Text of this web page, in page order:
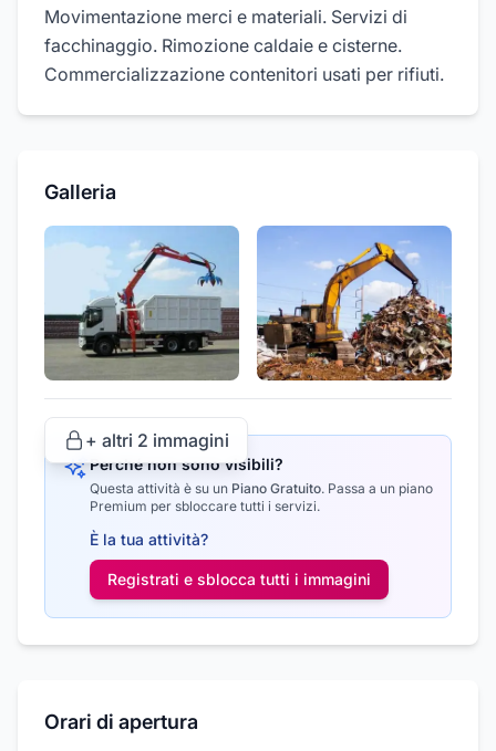
Movimentazione merci e materiali. Servizi di
facchinaggio. Rimozione caldaie e cisterne.
Commercializzazione contenitori usati per rifiuti.
Galleria
+ altri 2 immagini
Perché non sono visibili?
Questa attività è su un Piano Gratuito. Passa a un piano
Premium per sbloccare tutti i servizi.
È la tua attività?
Registrati e sblocca tutti i immagini
Orari di apertura